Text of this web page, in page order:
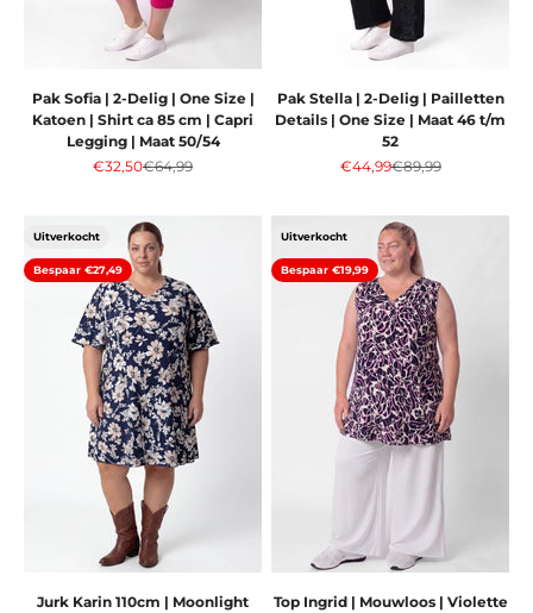
Pak Sofia | 2-Delig | One Size |
Katoen | Shirt ca 85 cm | Capri
Legging | Maat 50/54
Aanbiedingsprijs
€32,50Normale prijs
€64,99
Pak Stella | 2-Delig | Pailletten
Details | One Size | Maat 46 t/m
52
Aanbiedingsprijs
€44,99Normale prijs
€89,99
Uitverkocht
Bespaar €27,49
Jurk Karin 110cm | Moonlight
Uitverkocht
Bespaar €19,99
Top Ingrid | Mouwloos | Violette